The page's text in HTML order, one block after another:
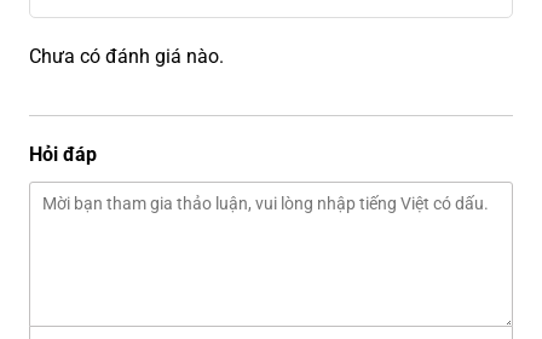
Chưa có đánh giá nào.
Hỏi đáp